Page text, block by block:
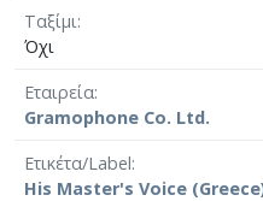
Ταξίμι
Όχι
Εταιρεία
Gramophone Co. Ltd.
Ετικέτα/Label
His Master's Voice